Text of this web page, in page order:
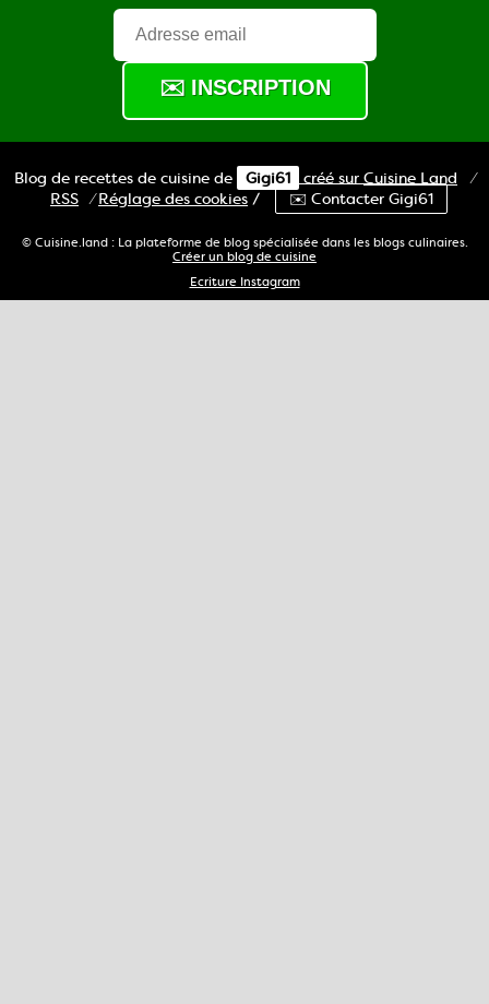
Blog de recettes de cuisine de Gigi61 créé sur Cuisine Land
⁄
RSS ⁄Réglage des cookies / ✉️ Contacter Gigi61
© Cuisine.land : La plateforme de blog spécialisée dans les blogs culinaires.
Créer un blog de cuisine
Ecriture Instagram